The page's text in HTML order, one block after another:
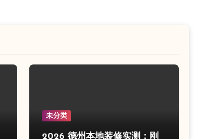
未分类
2026 德州本地装修实测：刚